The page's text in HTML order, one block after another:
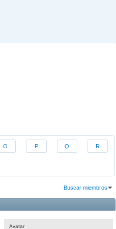
O P Q R
Buscar miembros
Avatar